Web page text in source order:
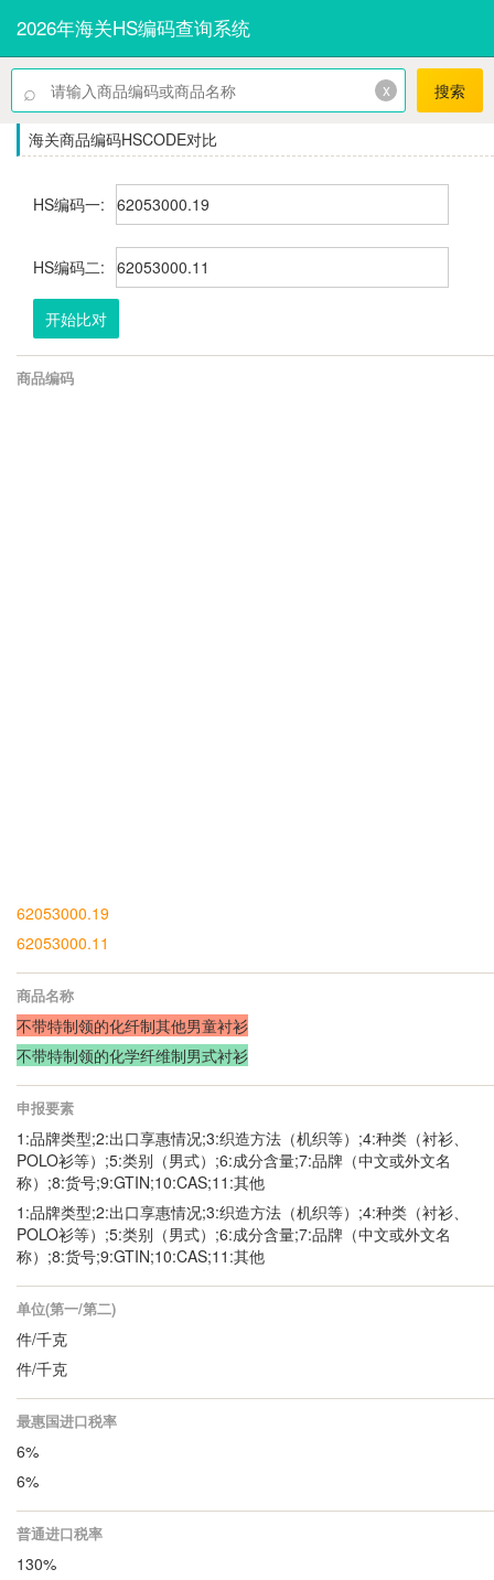
2026年海关HS编码查询系统
⌕ x 搜索
海关商品编码HSCODE对比
HS编码一:
HS编码二:
开始比对
商品编码
62053000.19
62053000.11
商品名称
不带特制领的化纤制其他男童衬衫
不带特制领的化学纤维制男式衬衫
申报要素
1:品牌类型;2:出口享惠情况;3:织造方法（机织等）;4:种类（衬衫、
POLO衫等）;5:类别（男式）;6:成分含量;7:品牌（中文或外文名
称）;8:货号;9:GTIN;10:CAS;11:其他
1:品牌类型;2:出口享惠情况;3:织造方法（机织等）;4:种类（衬衫、
POLO衫等）;5:类别（男式）;6:成分含量;7:品牌（中文或外文名
称）;8:货号;9:GTIN;10:CAS;11:其他
单位(第一/第二)
件/千克
件/千克
最惠国进口税率
6%
6%
普通进口税率
130%